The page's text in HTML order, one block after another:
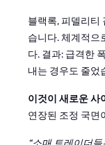
블랙록, 피델리티
습니다. 체계적으
다. 결과: 급격한
내는 경우도 줄었
이것이 새로운 사
연장된 조정 국면